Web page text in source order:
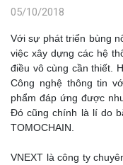
05/10/2018
Với sự phát triển bùng
việc xây dựng các hệ
điều vô cùng cần thiết.
Công nghệ thông tin
phẩm đáp ứng được
Đó cũng chính là lí do
TOMOCHAIN.
VNEXT là công ty